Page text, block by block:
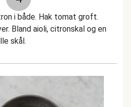
i både. Hak tomat groft.
Bland aioli, citronskal og en
skål.